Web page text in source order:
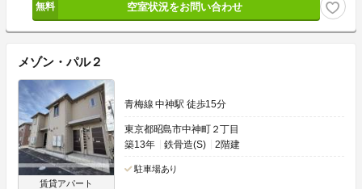
空室状況をお問い合わせ
メゾン・パル２
賃貸アパート
青梅線 中神駅 徒歩15分
東京都昭島市中神町２丁目
築13年
鉄骨造(S) 2階建
駐車場あり